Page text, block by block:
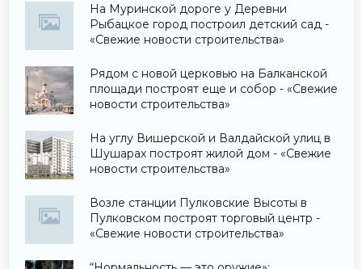
На Муринской дороге у Деревни
Рыбацкое город построил детский сад -
«Свежие новости строительства»
Рядом с новой церковью на Балканской
площади построят еще и собор - «Свежие
новости строительства»
На углу Вишерской и Валдайской улиц в
Шушарах построят жилой дом - «Свежие
новости строительства»
Возле станции Пулковские Высоты в
Пулковском построят торговый центр -
«Свежие новости строительства»